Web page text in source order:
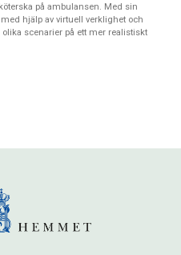
på ambulansen. Med sin
hjälp av virtuell verklighet och
scenarier på ett mer realistiskt